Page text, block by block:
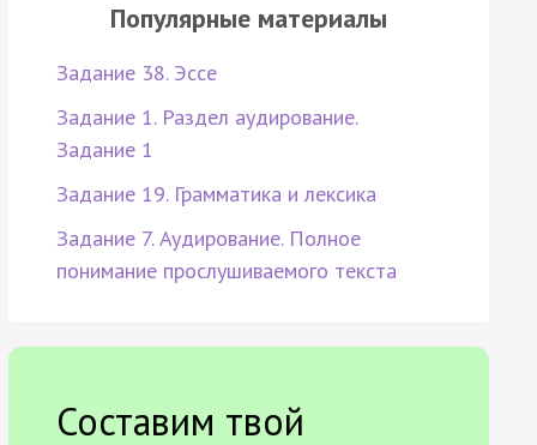
Популярные материалы
Задание 38. Эссе
Задание 1. Раздел аудирование.
Задание 1
Задание 19. Грамматика и лексика
Задание 7. Аудирование. Полное
понимание прослушиваемого текста
Составим твой